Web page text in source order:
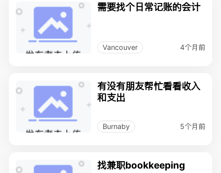
需要找个日常记账的会计
Vancouver 4个月前
有没有朋友帮忙看看收入
和支出
Burnaby 5个月前
找兼职bookkeeping